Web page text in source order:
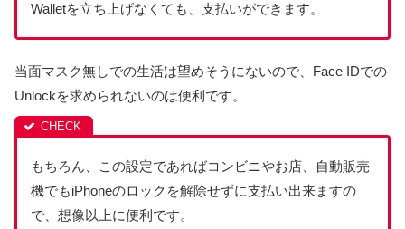
Walletを立ち上げなくても、支払いができます。
当面マスク無しでの生活は望めそうにないので、Face IDでの
Unlockを求められないのは便利です。
もちろん、この設定であればコンビニやお店、自動販売
機でもiPhoneのロックを解除せずに支払い出来ますの
で、想像以上に便利です。